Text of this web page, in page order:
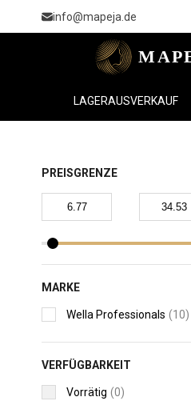
info@mapeja.de
LAGERAUSVERKAUF
PREISGRENZE
MARKE
Wella Professionals (10)
VERFÜGBARKEIT
Vorrätig (0)